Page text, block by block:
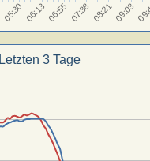
05:30 06:13 06:55 07:38 08:2109:03
Letzten 3 Tage